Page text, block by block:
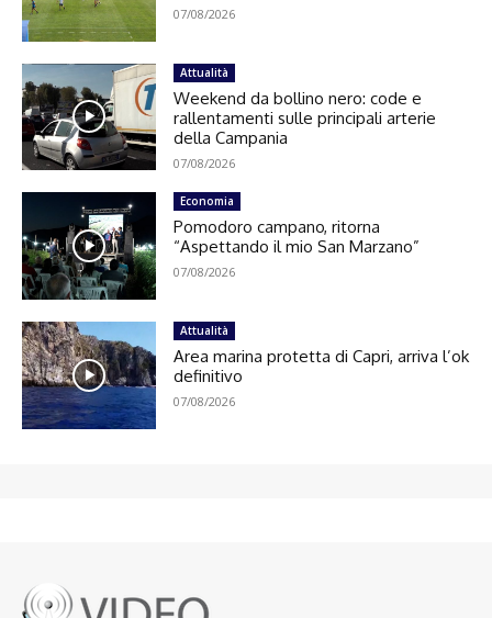
07/08/2026
Attualità
Weekend da bollino nero: code e
rallentamenti sulle principali arterie
della Campania
07/08/2026
Economia
Pomodoro campano, ritorna
“Aspettando il mio San Marzano”
07/08/2026
Attualità
Area marina protetta di Capri, arriva l’ok
definitivo
07/08/2026